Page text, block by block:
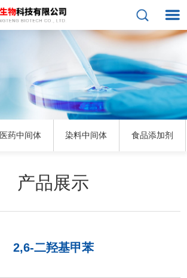
医药中间体 染料中间体 食品添加剂
产品展示
2,6-二羟基甲苯